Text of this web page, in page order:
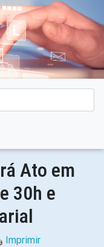
Ato em
30h e
Imprimir